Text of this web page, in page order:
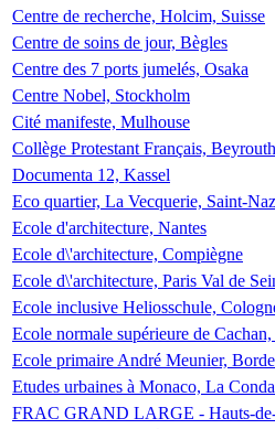
Centre de recherche, Holcim, Suisse
Centre de soins de jour, Bègles
Centre des 7 ports jumelés, Osaka
Centre Nobel, Stockholm
Cité manifeste, Mulhouse
Collège Protestant Français,
Documenta 12, Kassel
Eco quartier, La Vecquerie, Saint-
Ecole d'architecture, Nantes
Ecole d\'architecture, Compiègne
Ecole d\'architecture, Paris Val de
Ecole inclusive Heliosschule,
Ecole normale supérieure de
Ecole primaire André Meunier,
Etudes urbaines à Monaco, La
FRAC GRAND LARGE - Hauts-